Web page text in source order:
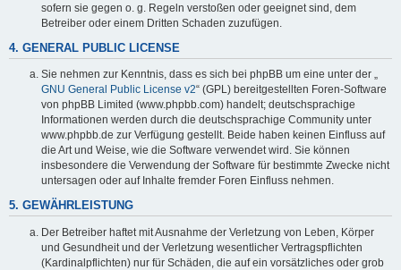
sofern sie gegen o. g. Regeln verstoßen oder geeignet sind, dem
Betreiber oder einem Dritten Schaden zuzufügen.
4. GENERAL PUBLIC LICENSE
Sie nehmen zur Kenntnis, dass es sich bei phpBB um eine unter der „
GNU General Public License v2“ (GPL) bereitgestellten Foren-Software
von phpBB Limited (www.phpbb.com) handelt; deutschsprachige
Informationen werden durch die deutschsprachige Community unter
www.phpbb.de zur Verfügung gestellt. Beide haben keinen Einfluss auf
die Art und Weise, wie die Software verwendet wird. Sie können
insbesondere die Verwendung der Software für bestimmte Zwecke nicht
untersagen oder auf Inhalte fremder Foren Einfluss nehmen.
5. GEWÄHRLEISTUNG
Der Betreiber haftet mit Ausnahme der Verletzung von Leben, Körper
und Gesundheit und der Verletzung wesentlicher Vertragspflichten
(Kardinalpflichten) nur für Schäden, die auf ein vorsätzliches oder grob